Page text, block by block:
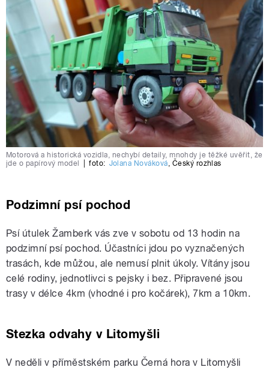
Motorová a historická vozidla, nechybí detaily, mnohdy je těžké uvěřit, že
jde o papírový model
foto: Jolana Nováková, Český rozhlas
Podzimní psí pochod
Psí útulek Žamberk vás zve v sobotu od 13 hodin na
podzimní psí pochod. Účastníci jdou po vyznačených
trasách, kde můžou, ale nemusí plnit úkoly. Vítány jsou
celé rodiny, jednotlivci s pejsky i bez. Připravené jsou
trasy v délce 4km (vhodné i pro kočárek), 7km a 10km.
Stezka odvahy v Litomyšli
V neděli v příměstském parku Černá hora v Litomyšli